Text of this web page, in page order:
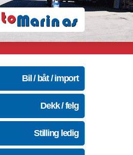
Bil / båt / import
Dekk / felg
Stilling ledig